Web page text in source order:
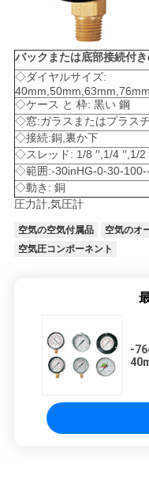
バックまたは底部接続付
◇ダイヤルサイズ:
◇ケース と 枠: 黒い 鋼
◇窓:ガラスまたはプラス
◇接続:銅,裏か下
◇スレッド: 1/8 ′′,1/4 ′′,1/2
◇範囲:-30inHG-0-30-
◇動き: 銅
圧力計,気圧計
空気の空気付属品
空気のオ
空気圧コンポーネント
-